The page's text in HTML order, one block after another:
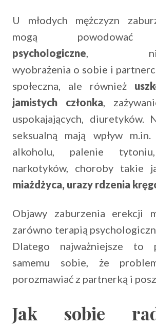
U młodych mężczyzn
mogą
psychologiczne,
wyobrażenia o sobie i
społeczna, ale również
jamistych członka,
uspokajających, diuretyków.
seksualną mają wpływ m.in.
alkoholu, palenie
narkotyków, choroby takie
miażdżyca, urazy rdzenia
Objawy zaburzenia erekcji
zarówno terapią
Dlatego najważniejsze to
samemu sobie, że
porozmawiać z partnerką i
Jak sobie